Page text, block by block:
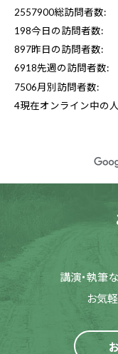
2557900総訪問者数:
198今日の訪問者数:
897昨日の訪問者数:
6918先週の訪問者数:
7506月別訪問者数:
4現在オンライン中の
講演・執筆
お気